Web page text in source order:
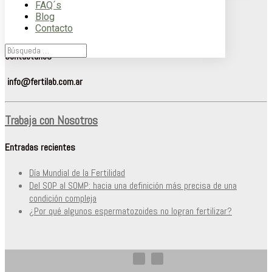
FAQ´s
Blog
Contacto
Lunes a Viernes de 9 a 15 hs.
(solo respondemos en ese horario)
Contactanos
info@fertilab.com.ar
Trabaja con Nosotros
Entradas recientes
Día Mundial de la Fertilidad
Del SOP al SOMP: hacia una definición más precisa de una
condición compleja
¿Por qué algunos espermatozoides no logran fertilizar?